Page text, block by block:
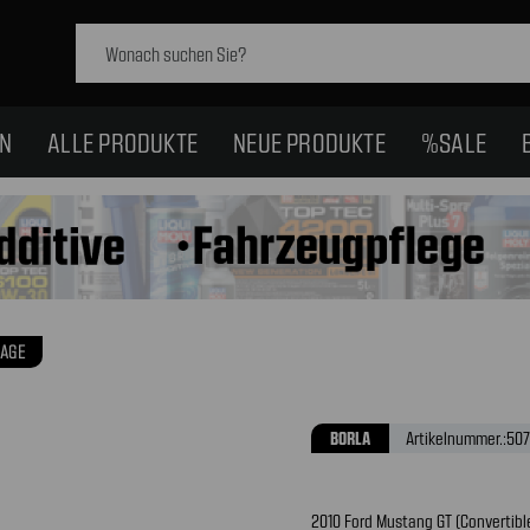
ALLE PRODUKTE NEUE PRODUKTE %SALE
BORLA Artikelnummer.:
2010 Ford Mustang GT